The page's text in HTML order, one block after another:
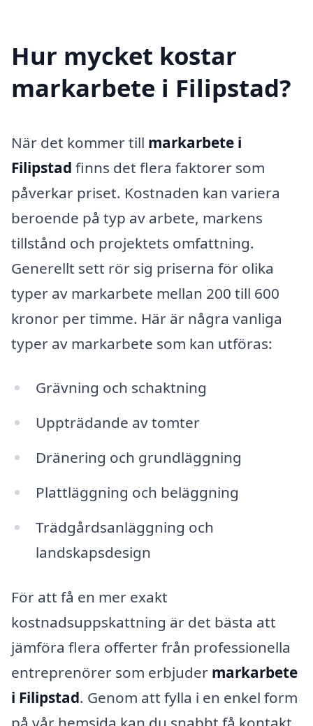
Hur mycket kostar
markarbete i Filipstad?
När det kommer till markarbete i
Filipstad finns det flera faktorer som
påverkar priset. Kostnaden kan variera
beroende på typ av arbete, markens
tillstånd och projektets omfattning.
Generellt sett rör sig priserna för olika
typer av markarbete mellan 200 till 600
kronor per timme. Här är några vanliga
typer av markarbete som kan utföras:
Grävning och schaktning
Uppträdande av tomter
Dränering och grundläggning
Plattläggning och beläggning
Trädgårdsanläggning och
landskapsdesign
För att få en mer exakt
kostnadsuppskattning är det bästa att
jämföra flera offerter från professionella
entreprenörer som erbjuder markarbete
i Filipstad. Genom att fylla i en enkel form